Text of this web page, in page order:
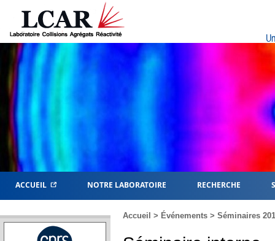
ACCUEIL NOTRE LABORATOIRE RECHERCHE
Accueil > Événements > Séminaires